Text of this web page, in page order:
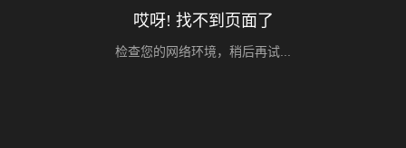
哎呀! 找不到页面了
检查您的网络环境，稍后再试...